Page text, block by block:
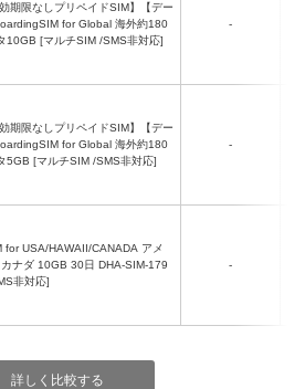
for Global 海外約180
10GB [マルチSIM /SMS非対応]
-
for Global 海外約180
5GB [マルチSIM /SMS非対応]
-
ナダ 10GB 30日 DHA-SIM-179
非対応]
-
詳しく比較する